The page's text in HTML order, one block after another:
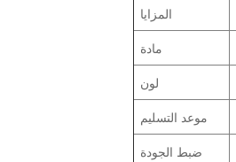
المزايا
مادة
لون
موعد التسليم
ضبط الجودة